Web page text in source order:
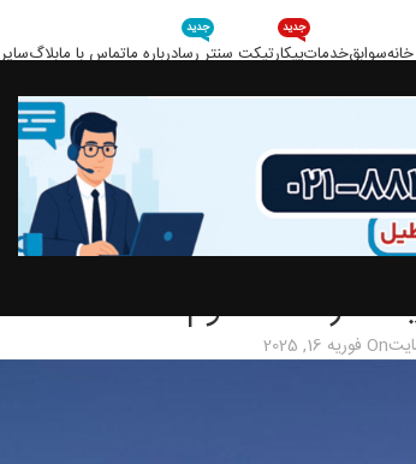
خانهسوابقخدماتپیکار
جدید
تیکت سنتر رسا
جدید
درباره ماتماس با مابلاگسایر
بلاگ
مقالات
دست دوم
On فوریه 16, 2025